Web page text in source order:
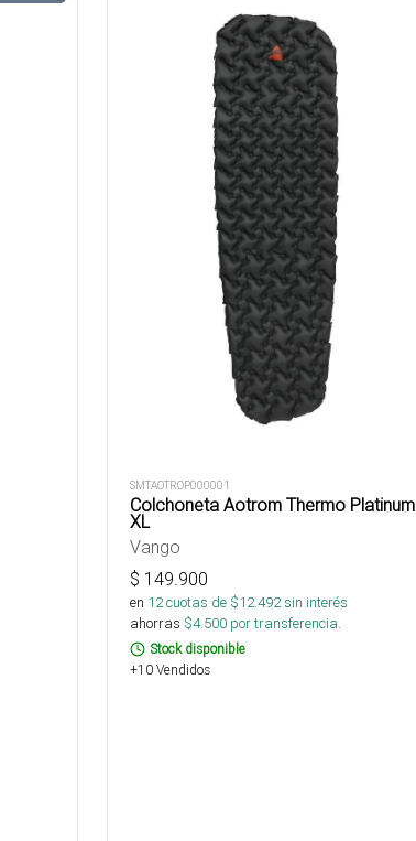
SMTAOTROP000001
Colchoneta Aotrom Thermo Platinum
XL
Vango
$ 149.900
en 12cuotas de $12.492sin interés
ahorras $4.500 por transferencia.
Stock disponible
+10 Vendidos